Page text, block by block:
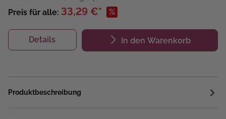
Preis für alle: 33,29 €* %
Details In den Warenkorb
Produktbeschreibung